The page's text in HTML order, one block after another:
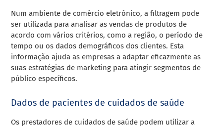
Num ambiente de comércio eletrónico, a filtragem pode
ser utilizada para analisar as vendas de produtos de
acordo com vários critérios, como a região, o período de
tempo ou os dados demográficos dos clientes. Esta
informação ajuda as empresas a adaptar eficazmente as
suas estratégias de marketing para atingir segmentos de
público específicos.
Dados de pacientes de cuidados de saúde
Os prestadores de cuidados de saúde podem utilizar a